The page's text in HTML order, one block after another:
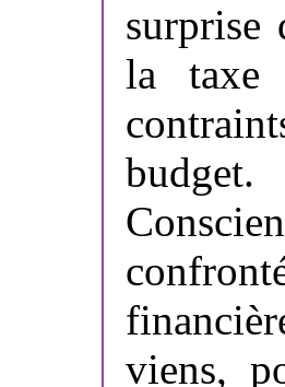
surprise
la taxe
budget.
viens,